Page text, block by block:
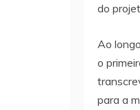
do
Ao
o
para a